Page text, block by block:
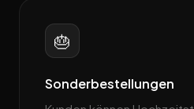
🎂
Sonderbestellungen